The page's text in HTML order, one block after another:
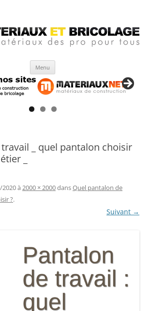
Menu
_ quel pantalon choisir
_
2020à 2000 × 2000dansQuel pantalon de
?.
Suivant →